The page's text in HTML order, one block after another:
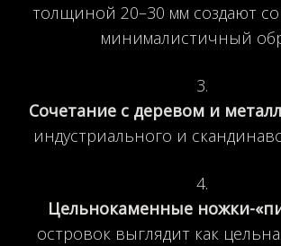
толщиной 20–30 мм создают
минималистичный
Сочетание с деревом и
индустриального и
Цельнокаменные ножки-
островок выглядит как